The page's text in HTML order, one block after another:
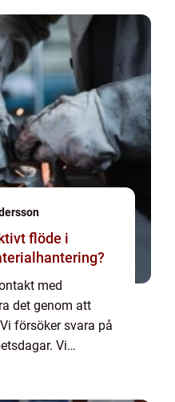
flöde i
med
det genom att
försöker svara på
Vi